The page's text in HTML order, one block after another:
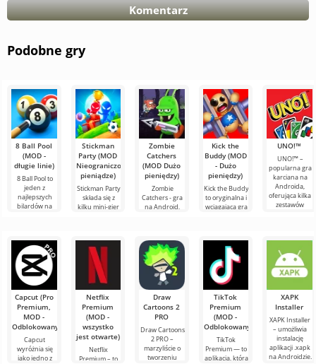
Komentarz
Podobne gry
8 Ball Pool
(MOD -
długie linie)
8 Ball Pool to
jeden z
najlepszych
bilardów na
graczami z
Stickman
Party (MOD
Nieograniczone
pieniądze)
Stickman Party
składa się z
kilku mini-gier
ale
Zombie
Catchers
(MOD Dużo
pieniędzy)
Zombie
Catchers - gra
na Android,
historia z
przygodami, w
której
Kick the
Buddy (MOD
- Dużo
pieniędzy)
Kick the Buddy
to oryginalna i
wciągająca gra
sposobu na
UNO!™
UNO!™ –
popularna gra
karciana na
Androida,
oferująca kilka
zestawów
Capcut (Pro
Premium,
MOD -
Odblokowany)
Capcut
wyróżnia się
jako jedno z
Netflix
Premium
(MOD -
wszystko
jest otwarte)
Netflix
Premium – to
Draw
Cartoons 2
PRO
Draw Cartoons
2 PRO –
marzyliście o
tworzeniu
TikTok
Premium
(MOD -
Odblokowany)
TikTok
Premium — to
aplikacja, która
XAPK
Installer
XAPK Installer
– umożliwia
instalację
aplikacji .xapk
na Androidzie.